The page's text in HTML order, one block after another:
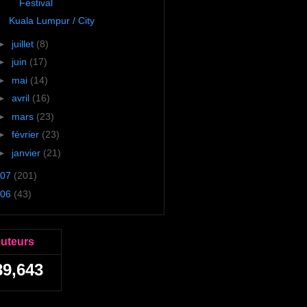
Festival
Kuala Lumpur / City
juillet (8)
juin (17)
mai (14)
avril (16)
mars (23)
février (23)
janvier (21)
07 (201)
06 (43)